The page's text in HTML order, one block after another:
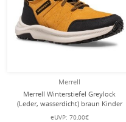
Merrell
Merrell Winterstiefel Greylock
(Leder, wasserdicht) braun Kinder
eUVP: 70,00€